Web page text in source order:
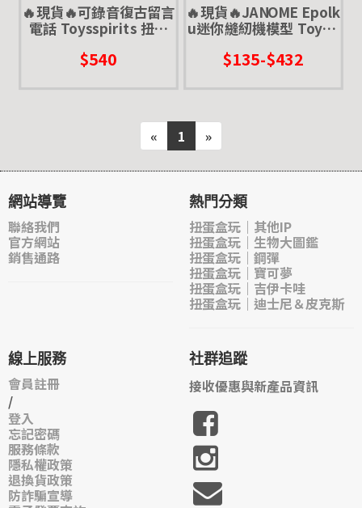
🔥現貨🔥可錄音復古留言
電話 Toysspirits 扭蛋
古早味 懷舊
$540
🔥現貨🔥JANOME Epolk
u迷你縫紉機模型 ToysC
古早 懷舊 裁縫機
$135-$432
« 1 »
網站導覽
聯絡我們
官方網站
銷售通路
熱門分類
扭蛋盒玩｜其他IP
扭蛋盒玩｜生物大圖鑑
扭蛋盒玩｜鋼彈
扭蛋盒玩｜寶可夢
扭蛋盒玩｜吉伊卡哇
扭蛋盒玩｜迪士尼＆皮克斯
線上服務
會員註冊
/
登入
忘記密碼
服務條款
隱私權政策
退換貨政策
防詐騙宣導
社群追蹤
接收優惠與新產品資訊